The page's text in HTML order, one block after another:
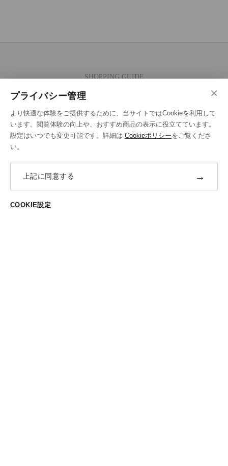
SHOPPING GUIDE
送料・ラッピング·配送方法
×
プライバシー管理
より快適な体験をご提供するために、当サイトではCookieを利用して
います。閲覧体験の向上や、おすすめ商品の表示に役立てています。
設定はいつでも変更可能です。詳細は Cookieポリシーをご覧くださ
い。
上記に同意する →
COOKIE設定